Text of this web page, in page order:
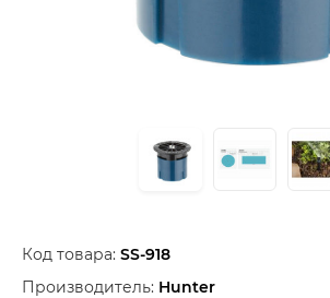
Код товара: SS-918
Производитель: Hunter